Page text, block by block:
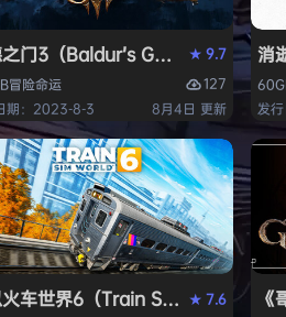
HYPERVISOR》免安装中文版
Space Marine 2）免安装中
门3（Baldur’s Gate 3）免安装
★9.7
冒险命运
127
期：2023-8-3
8月4日 更新
消
发
Last Round》免安装中文版
车世界6（Train Sim World 6）
★7.6